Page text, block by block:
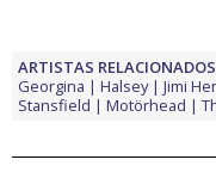
ARTISTAS
Georgina
Halsey Jimi
Stansfield
Motörhead